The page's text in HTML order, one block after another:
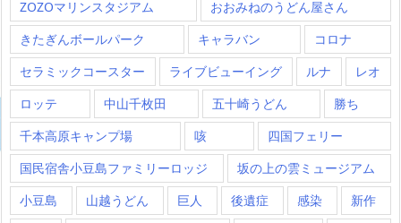
ZOZOマリンスタジアム
おおみねのうどん屋さん
きたぎんボールパーク
キャラバン
コロナ
セラミックコースター
ライブビューイング ルナ
レオ
ロッテ
中山千枚田 五十崎うどん
勝ち
千本高原キャンプ場
咳
四国フェリー
国民宿舎小豆島ファミリーロッジ
坂の上の雲ミュージアム
小豆島
山越うどん 巨人 後遺症 感染
新作